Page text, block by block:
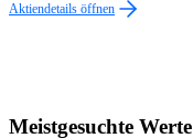
Aktiendetails öffnen
Meistgesuchte Werte